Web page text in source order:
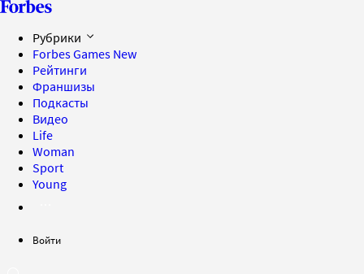
Рубрики
Forbes Games New
Рейтинги
Франшизы
Подкасты
Видео
Life
Woman
Sport
Young
Войти